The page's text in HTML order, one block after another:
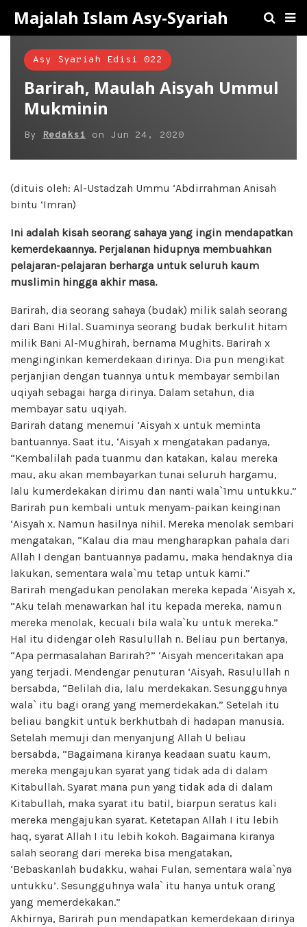
Majalah Islam Asy-Syariah
Asy Syariah Edisi 022
Barirah, Maulah Aisyah Ummul
Mukminin
By Redaksi on Jun 24, 2020
(dituis oleh: Al-Ustadzah Ummu ‘Abdirrahman Anisah
bintu ‘Imran)
Ini adalah kisah seorang sahaya yang ingin mendapatkan
kemerdekaannya. Perjalanan hidupnya membuahkan
pelajaran-pelajaran berharga untuk seluruh kaum
muslimin hingga akhir masa.
Barirah, dia seorang sahaya (budak) milik salah seorang
dari Bani Hilal. Suaminya seorang budak berkulit hitam
milik Bani Al-Mughirah, bernama Mughits. Barirah x
menginginkan kemerdekaan dirinya. Dia pun mengikat
perjanjian dengan tuannya untuk membayar sembilan
uqiyah sebagai harga dirinya. Dalam setahun, dia
membayar satu uqiyah.
Barirah datang menemui ‘Aisyah x untuk meminta
bantuannya. Saat itu, ‘Aisyah x mengatakan padanya,
“Kembalilah pada tuanmu dan katakan, kalau mereka
mau, aku akan membayarkan tunai seluruh hargamu,
lalu kumerdekakan dirimu dan nanti wala`1mu untukku.”
Barirah pun kembali untuk menyam-paikan keinginan
‘Aisyah x. Namun hasilnya nihil. Mereka menolak sembari
mengatakan, “Kalau dia mau mengharapkan pahala dari
Allah I dengan bantuannya padamu, maka hendaknya dia
lakukan, sementara wala`mu tetap untuk kami.”
Barirah mengadukan penolakan mereka kepada ‘Aisyah x,
“Aku telah menawarkan hal itu kepada mereka, namun
mereka menolak, kecuali bila wala`ku untuk mereka.”
Hal itu didengar oleh Rasulullah n. Beliau pun bertanya,
“Apa permasalahan Barirah?” ‘Aisyah menceritakan apa
yang terjadi. Mendengar penuturan ‘Aisyah, Rasulullah n
bersabda, “Belilah dia, lalu merdekakan. Sesungguhnya
wala` itu bagi orang yang memerdekakan.” Setelah itu
beliau bangkit untuk berkhutbah di hadapan manusia.
Setelah memuji dan menyanjung Allah U beliau
bersabda, “Bagaimana kiranya keadaan suatu kaum,
mereka mengajukan syarat yang tidak ada di dalam
Kitabullah. Syarat mana pun yang tidak ada di dalam
Kitabullah, maka syarat itu batil, biarpun seratus kali
mereka mengajukan syarat. Ketetapan Allah I itu lebih
haq, syarat Allah I itu lebih kokoh. Bagaimana kiranya
salah seorang dari mereka bisa mengatakan,
‘Bebaskanlah budakku, wahai Fulan, sementara wala`nya
untukku’. Sesungguhnya wala` itu hanya untuk orang
yang memerdekakan.”
Akhirnya, Barirah pun mendapatkan kemerdekaan dirinya